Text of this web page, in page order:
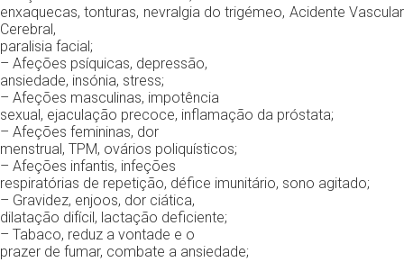
enxaquecas, tonturas, nevralgia do trigémeo, Acidente Vascular
Cerebral,
paralisia facial;
– Afeções psíquicas, depressão,
ansiedade, insónia, stress;
– Afeções masculinas, impotência
sexual, ejaculação precoce, inflamação da próstata;
– Afeções femininas, dor
menstrual, TPM, ovários poliquísticos;
– Afeções infantis, infeções
respiratórias de repetição, défice imunitário, sono agitado;
– Gravidez, enjoos, dor ciática,
dilatação difícil, lactação deficiente;
– Tabaco, reduz a vontade e o
prazer de fumar, combate a ansiedade;